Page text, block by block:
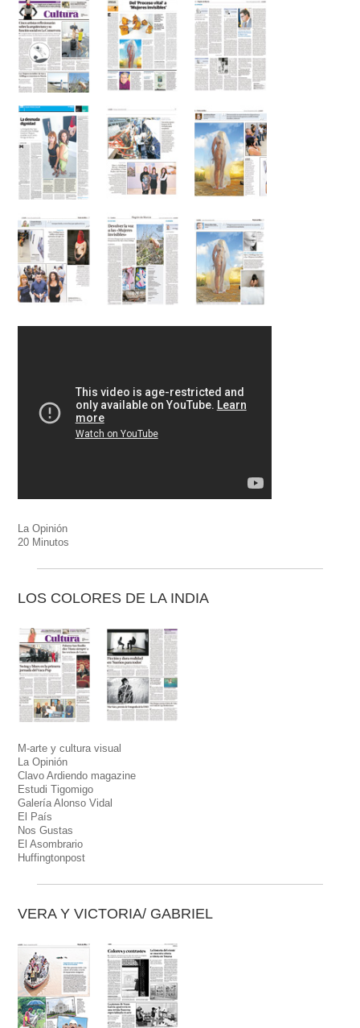
La Opinión
20 Minutos
LOS COLORES DE LA INDIA
M-arte y cultura visual
La Opinión
Clavo Ardiendo magazine
Estudi Tigomigo
Galería Alonso Vidal
El País
Nos Gustas
El Asombrario
Huffingtonpost
VERA Y VICTORIA/ GABRIEL